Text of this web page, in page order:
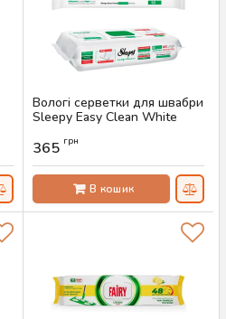
Вологі серветки для швабри
Sleepy Easy Clean White
Артикул:
365 грн
В кошик